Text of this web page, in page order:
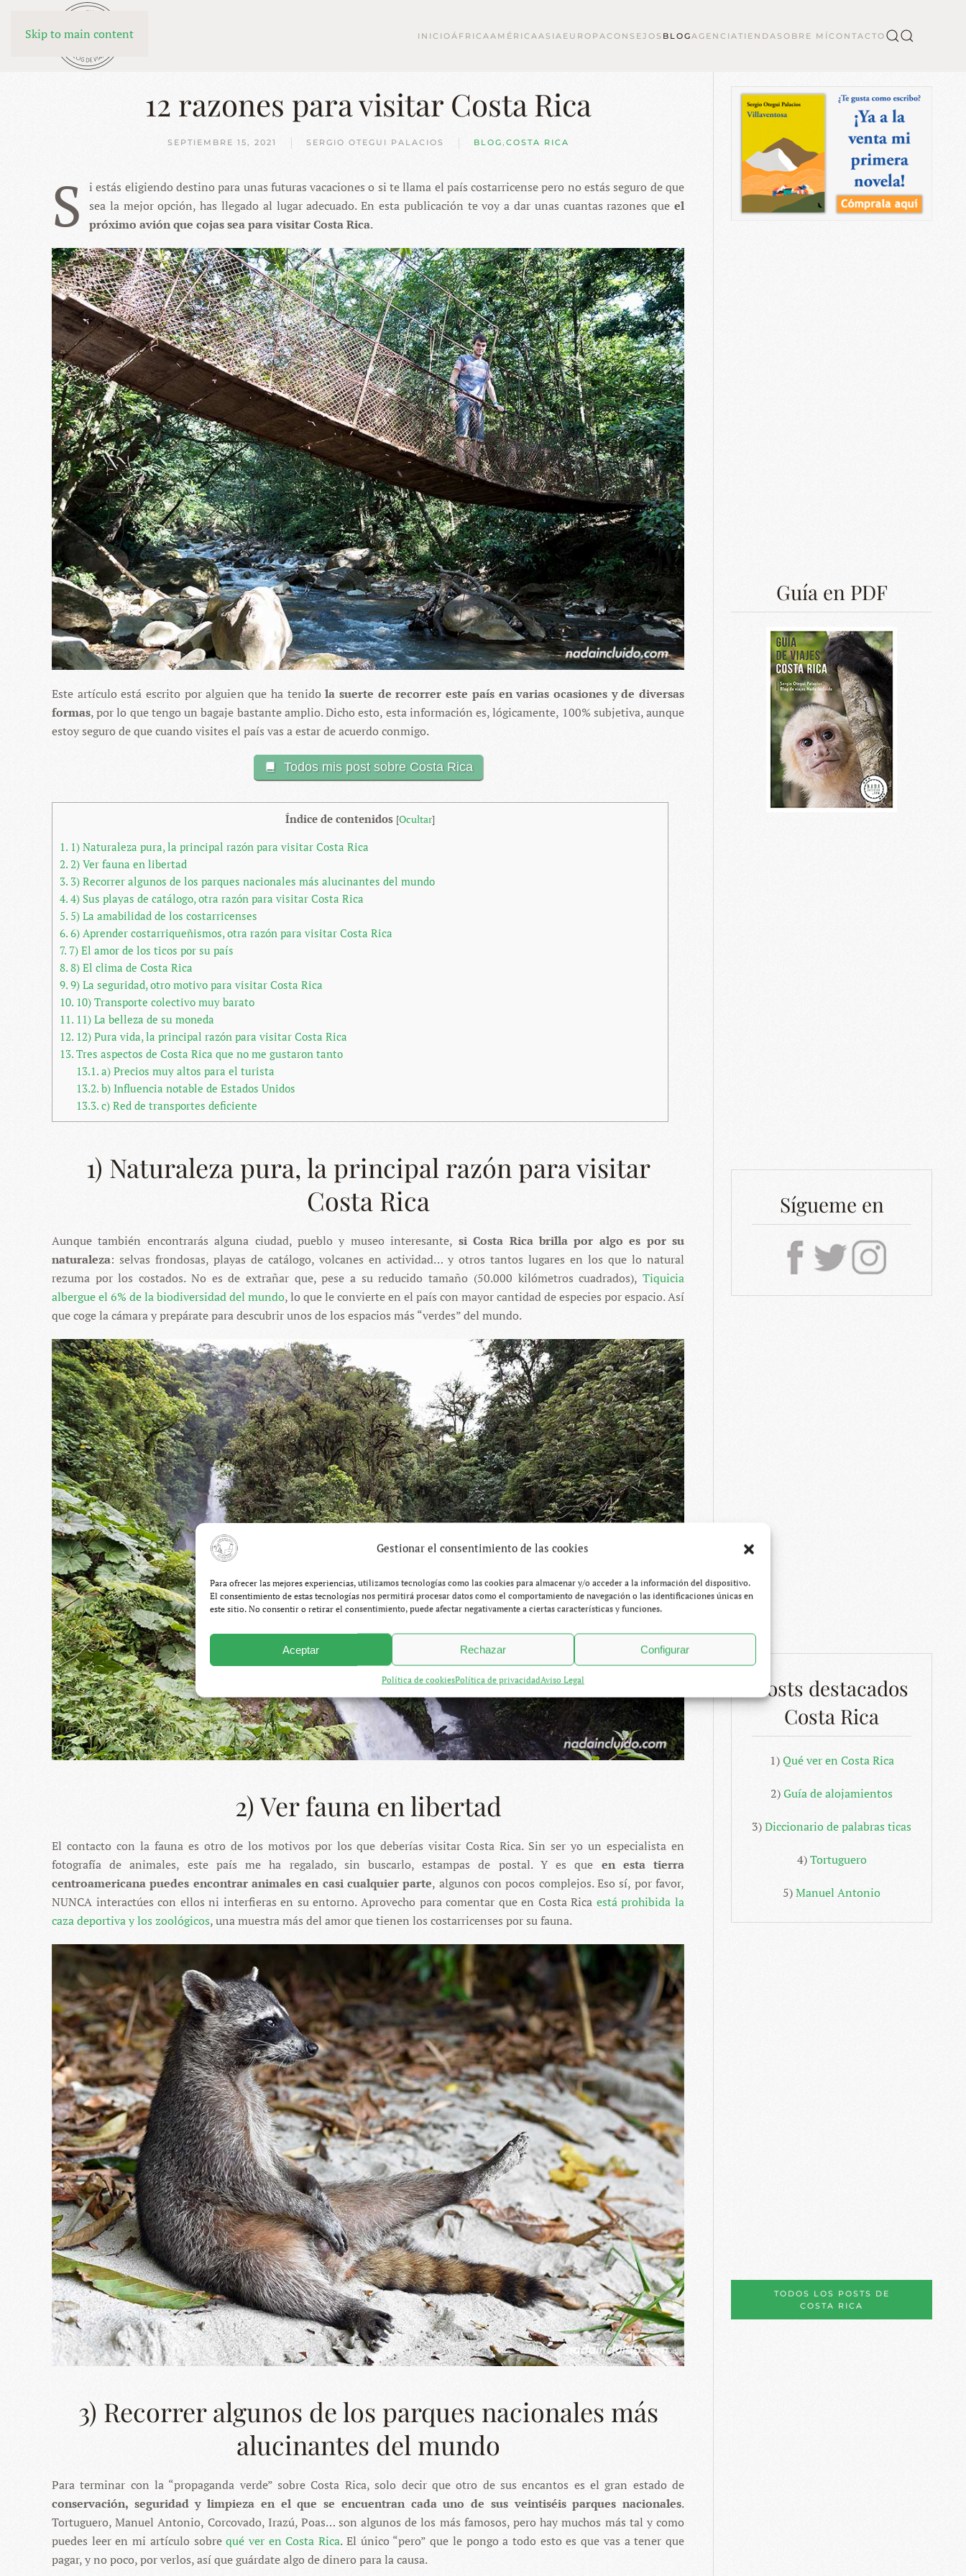
Gestionar el consentimiento de las cookies
Para ofrecer las mejores experiencias, utilizamos tecnologías como las cookies para almacenar y/o acceder a la información del dispositivo.
El consentimiento de estas tecnologías nos permitirá procesar datos como el comportamiento de navegación o las identificaciones únicas en
este sitio. No consentir o retirar el consentimiento, puede afectar negativamente a ciertas características y funciones.
Aceptar Rechazar Configurar
Política de cookiesPolítica de privacidadAviso Legal
Skip to main content INICIOÁFRICAAMÉRICAASIA EUROPACONSEJOS BLOGAGENCIATIENDASOBRE MÍCONTACTO
12 razones para visitar Costa Rica
SEPTIEMBRE 15, 2021 SERGIO OTEGUI PALACIOS BLOG, COSTA RICA
S
i estás eligiendo destino para unas futuras vacaciones o si te llama el país costarricense pero no estás seguro de que
sea la mejor opción, has llegado al lugar adecuado. En esta publicación te voy a dar unas cuantas razones que el
próximo avión que cojas sea para visitar Costa Rica.
Este artículo está escrito por alguien que ha tenidola suerte de recorrer este país en varias ocasiones y de diversas
formas, por lo que tengo un bagaje bastante amplio. Dicho esto, esta información es, lógicamente, 100% subjetiva, aunque
estoy seguro de que cuando visites el país vas a estar de acuerdo conmigo.
Todos mis post sobre Costa Rica
Índice de contenidos [Ocultar]
1. 1) Naturaleza pura, la principal razón para visitar Costa Rica
2. 2) Ver fauna en libertad
3. 3) Recorrer algunos de los parques nacionales más alucinantes del mundo
4. 4) Sus playas de catálogo, otra razón para visitar Costa Rica
5. 5) La amabilidad de los costarricenses
6. 6) Aprender costarriqueñismos, otra razón para visitar Costa Rica
7. 7) El amor de los ticos por su país
8. 8) El clima de Costa Rica
9. 9) La seguridad, otro motivo para visitar Costa Rica
10. 10) Transporte colectivo muy barato
11. 11) La belleza de su moneda
12. 12) Pura vida, la principal razón para visitar Costa Rica
13. Tres aspectos de Costa Rica que no me gustaron tanto
13.1.a) Precios muy altos para el turista
13.2.b) Influencia notable de Estados Unidos
13.3.c) Red de transportes deficiente
1) Naturaleza pura, la principal razón para visitar
Costa Rica
Aunque también encontrarás alguna ciudad, pueblo y museo interesante, si Costa Rica brilla por algo es por su
naturaleza: selvas frondosas, playas de catálogo, volcanes en actividad… y otros tantos lugares en los que lo natural
rezuma por los costados. No es de extrañar que, pese a su reducido tamaño (50.000 kilómetros cuadrados), Tiquicia
albergue el 6% de la biodiversidad del mundo, lo que le convierte en el país con mayor cantidad de especies por espacio. Así
que coge la cámara y prepárate para descubrir unos de los espacios más “verdes” del mundo.
2) Ver fauna en libertad
El contacto con la fauna es otro de los motivos por los que deberías visitar Costa Rica. Sin ser yo un especialista en
fotografía de animales, este país me ha regalado, sin buscarlo, estampas de postal. Y es que en esta tierra
centroamericana puedes encontrar animales en casi cualquier parte, algunos con pocos complejos. Eso sí, por favor,
NUNCA interactúes con ellos ni interfieras en su entorno. Aprovecho para comentar que en Costa Rica está prohibida la
caza deportiva y los zoológicos, una muestra más del amor que tienen los costarricenses por su fauna.
3) Recorrer algunos de los parques nacionales más
alucinantes del mundo
Para terminar con la “propaganda verde” sobre Costa Rica, solo decir que otro de sus encantos es el gran estado de
conservación, seguridad y limpieza en el que se encuentran cada uno de sus veintiséis parques nacionales.
Tortuguero, Manuel Antonio, Corcovado, Irazú, Poas… son algunos de los más famosos, pero hay muchos más tal y como
puedes leer en mi artículo sobrequé ver en Costa Rica. El único “pero” que le pongo a todo esto es que vas a tener que
pagar, y no poco, por verlos, así que guárdate algo de dinero para la causa.
Guía en PDF
Sígueme en
Posts destacados
Costa Rica
1)Qué ver en Costa Rica
2)Guía de alojamientos
3)Diccionario de palabras ticas
4)Tortuguero
5)Manuel Antonio
TODOS LOS POSTS DE
COSTA RICA